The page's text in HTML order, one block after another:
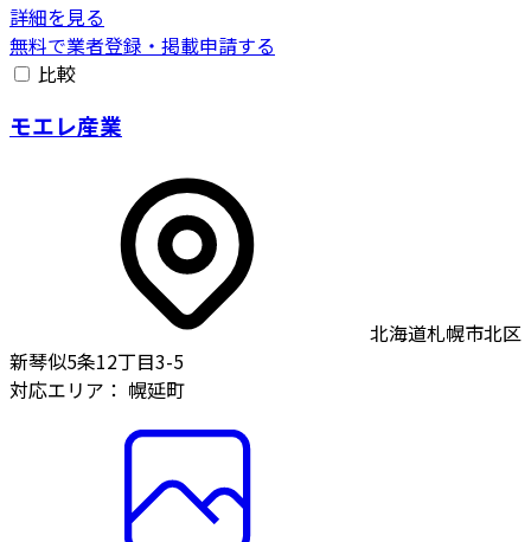
詳細を見る
無料で業者登録・掲載申請する
比較
モエレ産業
北海道札幌市北区
新琴似5条12丁目3-5
対応エリア： 幌延町